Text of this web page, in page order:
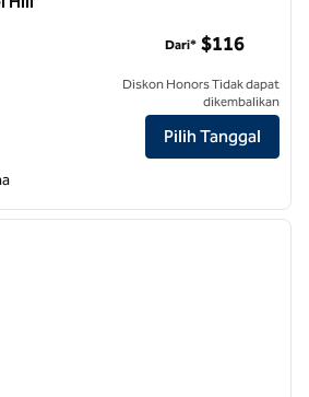
by Hilton Chapel Hill
Dari* $116
Diskon Honors Tidak dapat
dikembalikan
Pilih Tanggal